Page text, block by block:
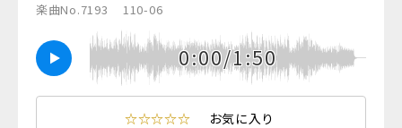
楽曲No.7193 110-06
0:00/1:50
☆☆☆☆☆ お気に入り